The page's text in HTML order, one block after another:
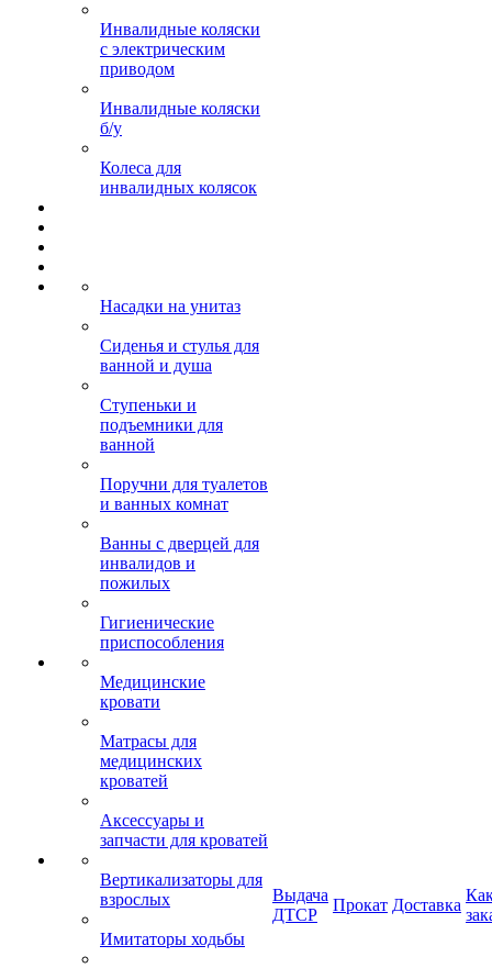
Инвалидные коляски
с электрическим
приводом
Инвалидные коляски
б/у
Колеса для
инвалидных колясок
Насадки на унитаз
Сиденья и стулья для
ванной и душа
Ступеньки и
подъемники для
ванной
Поручни для туалетов
и ванных комнат
Ванны с дверцей для
инвалидов и
пожилых
Гигиенические
приспособления
Медицинские
кровати
Матрасы для
медицинских
кроватей
Аксессуары и
запчасти для кроватей
Вертикализаторы для
взрослых
Имитаторы ходьбы
Выдача
ДТСР
Прокат Доставка